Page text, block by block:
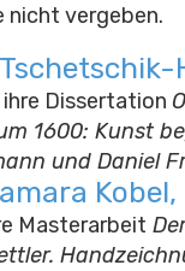
nicht vergeben.
Dissertation
1600: Kunst
und Daniel
Kobel,
Masterarbeit